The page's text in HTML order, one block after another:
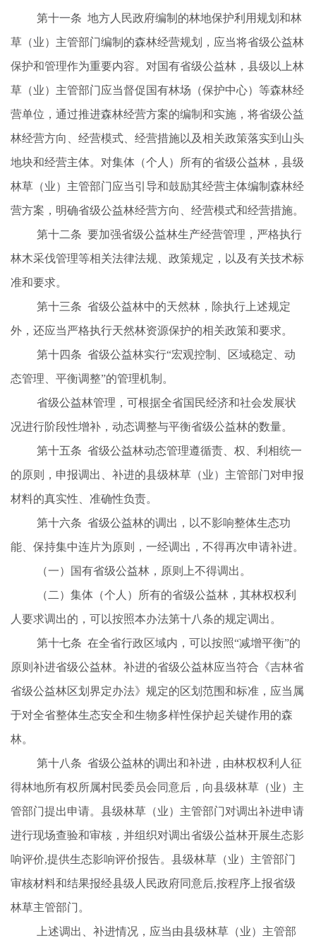
第十一条 地方人民政府编制的林地保护利用规划和林
草（业）主管部门编制的森林经营规划，应当将省级公益林
保护和管理作为重要内容。对国有省级公益林，县级以上林
草（业）主管部门应当督促国有林场（保护中心）等森林经
营单位，通过推进森林经营方案的编制和实施，将省级公益
林经营方向、经营模式、经营措施以及相关政策落实到山头
地块和经营主体。对集体（个人）所有的省级公益林，县级
林草（业）主管部门应当引导和鼓励其经营主体编制森林经
营方案，明确省级公益林经营方向、经营模式和经营措施。
第十二条 要加强省级公益林生产经营管理，严格执行
林木采伐管理等相关法律法规、政策规定，以及有关技术标
准和要求。
第十三条 省级公益林中的天然林，除执行上述规定
外，还应当严格执行天然林资源保护的相关政策和要求。
第十四条 省级公益林实行“宏观控制、区域稳定、动
态管理、平衡调整”的管理机制。
省级公益林管理，可根据全省国民经济和社会发展状
况进行阶段性增补，动态调整与平衡省级公益林的数量。
第十五条 省级公益林动态管理遵循责、权、利相统一
的原则，申报调出、补进的县级林草（业）主管部门对申报
材料的真实性、准确性负责。
第十六条 省级公益林的调出，以不影响整体生态功
能、保持集中连片为原则，一经调出，不得再次申请补进。
（一）国有省级公益林，原则上不得调出。
（二）集体（个人）所有的省级公益林，其林权权利
人要求调出的，可以按照本办法第十八条的规定调出。
第十七条 在全省行政区域内，可以按照“减增平衡”的
原则补进省级公益林。补进的省级公益林应当符合《吉林省
省级公益林区划界定办法》规定的区划范围和标准，应当属
于对全省整体生态安全和生物多样性保护起关键作用的森
林。
第十八条 省级公益林的调出和补进，由林权权利人征
得林地所有权所属村民委员会同意后，向县级林草（业）主
管部门提出申请。县级林草（业） 主管部门对调出补进申请
进行现场查验和审核，并组织对调出省级公益林开展生态影
响评价,提供生态影响评价报告。县级林草（业） 主管部门
审核材料和结果报经县级人民政府同意后,按程序上报省级
林草主管部门。
上述调出、补进情况，应当由县级林草（业）主管部